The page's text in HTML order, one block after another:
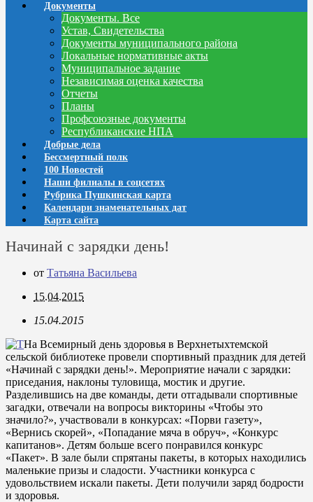
Документы
Документы. Все
Устав, Свидетельства
Документы муниципального района
Локальные нормативные акты
Муниципальное задание
Независимая оценка качества
Отчеты
Планы
Профсоюзные документы
Республиканские НПА
Добрые дела
Бессмертный полк
100 Новостей
Наши филиалы в соцсетях
Рубрика Пушкинская карта
Календари знаменательных дат
Карта сайта
Начинай с зарядки день!
от Татьяна Васильева
15.04.2015
15.04.2015
На Всемирный день здоровья в Верхнетыхтемской
сельской библиотеке провели спортивный праздник для детей
«Начинай с зарядки день!». Мероприятие начали с зарядки:
приседания, наклоны туловища, мостик и другие.
Разделившись на две команды, дети отгадывали спортивные
загадки, отвечали на вопросы викторины «Чтобы это
значило?», участвовали в конкурсах: «Порви газету»,
«Вернись скорей», «Попадание мяча в обруч», «Конкурс
капитанов». Детям больше всего понравился конкурс
«Пакет». В зале были спрятаны пакеты, в которых находились
маленькие призы и сладости. Участники конкурса с
удовольствием искали пакеты. Дети получили заряд бодрости
и здоровья.